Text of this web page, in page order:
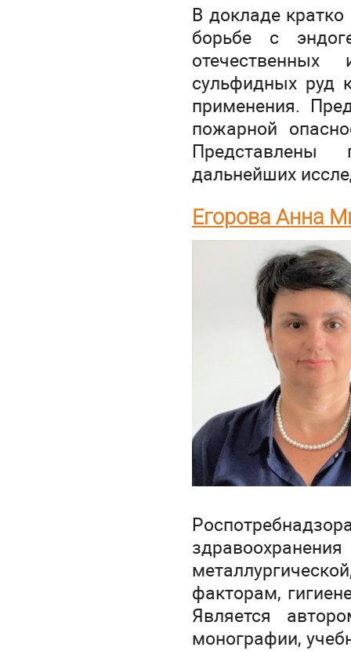
В докладе
борьбе с
сульфидных руд
применения.
пожарной
Представлены
дальнейших
Егорова Анна
факторам,
Является
монографии,